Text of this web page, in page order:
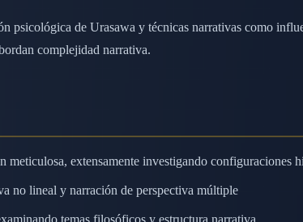
psicológica de Urasawa y técnicas narrativas como
complejidad narrativa.
meticulosa, extensamente investigando configuraciones
no lineal y narración de perspectiva múltiple
temas filosóficos y estructura narrativa